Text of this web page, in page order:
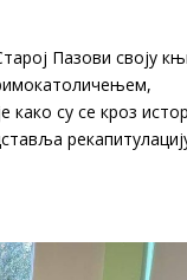
Пазови своју
су се кроз